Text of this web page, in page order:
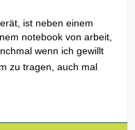
ist neben einem
notebook von arbeit,
wenn ich gewillt
zu tragen, auch mal